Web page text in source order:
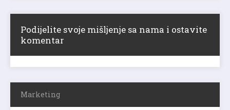
Podijelite svoje mišljenje sa nama i ostavite
komentar
Marketing